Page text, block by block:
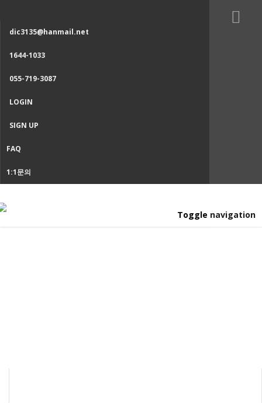
dic3135@hanmail.net
1644-1033
055-719-3087
LOGIN
SIGN UP
FAQ
1:1문의
Toggle navigation